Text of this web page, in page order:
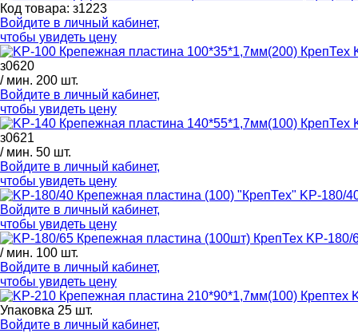
Код товара: з1223
Войдите в личный кабинет,
чтобы увидеть цену
з0620
/ мин. 200 шт.
Войдите в личный кабинет,
чтобы увидеть цену
з0621
/ мин. 50 шт.
Войдите в личный кабинет,
чтобы увидеть цену
KP-180/
Войдите в личный кабинет,
чтобы увидеть цену
KP-180/
/ мин. 100 шт.
Войдите в личный кабинет,
чтобы увидеть цену
Упаковка 25 шт.
Войдите в личный кабинет,